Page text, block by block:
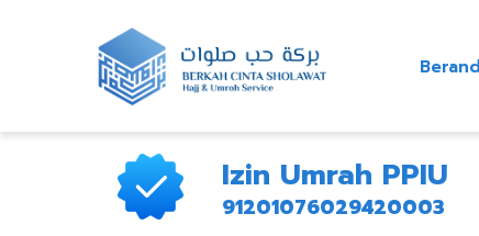
Izin Umrah PPIU
91201076029420003